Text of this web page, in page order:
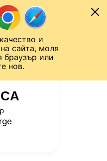
и
сайта, моля
браузър или
нов.